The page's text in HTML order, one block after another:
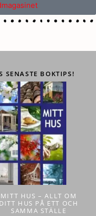
SENASTE BOKTIPS!
MITT HUS – ALLT OM
DITT HUS PÅ ETT OCH
SAMMA STÄLLE